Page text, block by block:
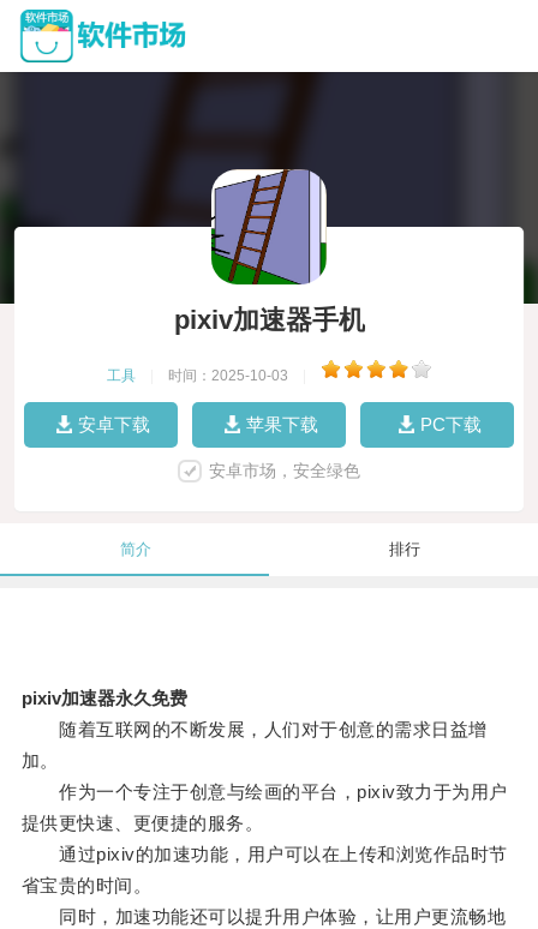
pixiv加速器手机
工具 时间：2025-10-03
安卓下载 苹果下载 PC下载
安卓市场，安全绿色
简介 排行
pixiv加速器永久免费
随着互联网的不断发展，人们对于创意的需求日益增
加。
作为一个专注于创意与绘画的平台，pixiv致力于为用户
提供更快速、更便捷的服务。
通过pixiv的加速功能，用户可以在上传和浏览作品时节
省宝贵的时间。
同时，加速功能还可以提升用户体验，让用户更流畅地